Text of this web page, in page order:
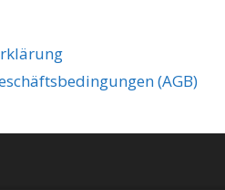
(AGB)